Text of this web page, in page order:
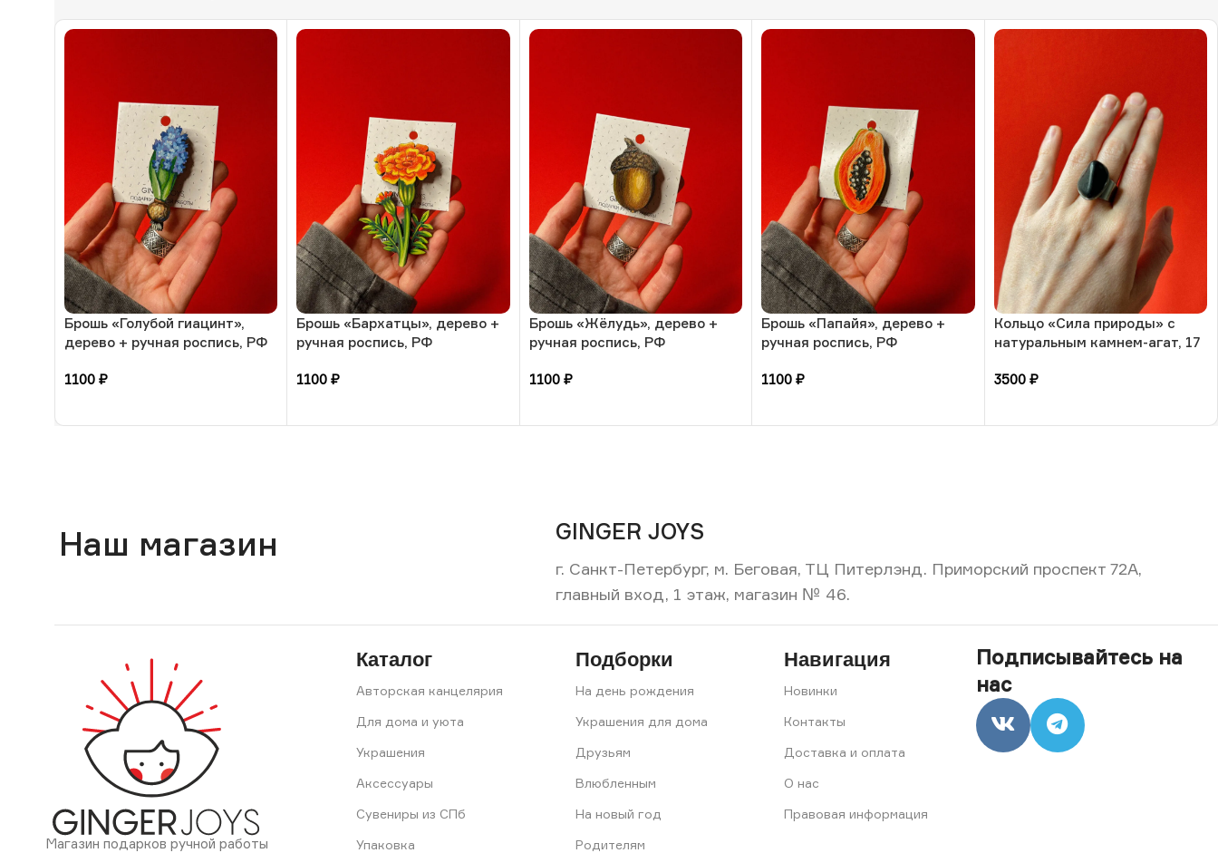
Брошь «Голубой гиацинт»,
дерево + ручная роспись, РФ
1100 ₽
Брошь «Бархатцы», дерево +
ручная роспись, РФ
1100₽
Брошь «Жёлудь», дерево +
ручная роспись, РФ
1100 ₽
Брошь «Папайя», дерево +
ручная роспись, РФ
1100₽
Кольцо «Сила природы» с
натуральным камнем-агат, 17
3500 ₽
Наш магазин GINGER JOYS
г. Санкт-Петербург, м. Беговая, ТЦ Питерлэнд. Приморский проспект 72А,
главный вход, 1 этаж, магазин № 46.
Магазин подарков ручной работы
Каталог
Авторская канцелярия
Для дома и уюта
Украшения
Аксессуары
Сувениры из СПб
Упаковка
Подборки
На день рождения
Украшения для дома
Друзьям
Влюбленным
На новый год
Родителям
Навигация
Новинки
Контакты
Доставка и оплата
О нас
Правовая информация
Подписывайтесь на
нас